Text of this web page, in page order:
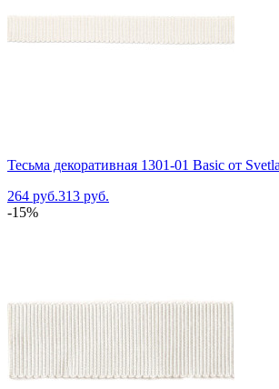
Тесьма декоративная 1301-01 Basic от
264 руб.313 руб.
-15%